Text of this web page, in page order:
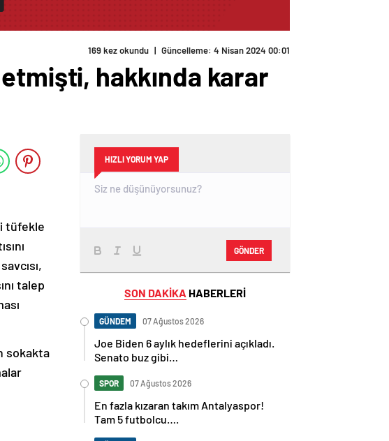
hakkında karar
tüfekle
talep
sokakta
HIZLI YORUM YAP
GÖNDER
SON DAKİKA HABERLERİ
GÜNDEM 07 Ağustos 2026
Joe Biden 6 aylık hedeflerini açıkladı.
Senato buz gibi…
SPOR 07 Ağustos 2026
En fazla kızaran takım Antalyaspor!
Tam 5 futbolcu….